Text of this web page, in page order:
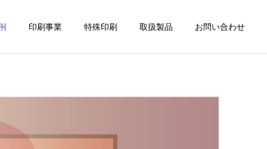
印刷事業 特殊印刷 取扱製品 お問い合わせ